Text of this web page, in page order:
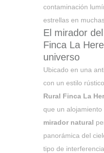
contaminación
estrellas en
El mirador
Finca La
universo
Ubicado en una
con un estilo
Rural Finca La
que un alojamiento
mirador natural
panorámica del
tipo de